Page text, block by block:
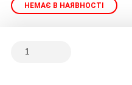
НЕМАЄ В НАЯВНОСТІ